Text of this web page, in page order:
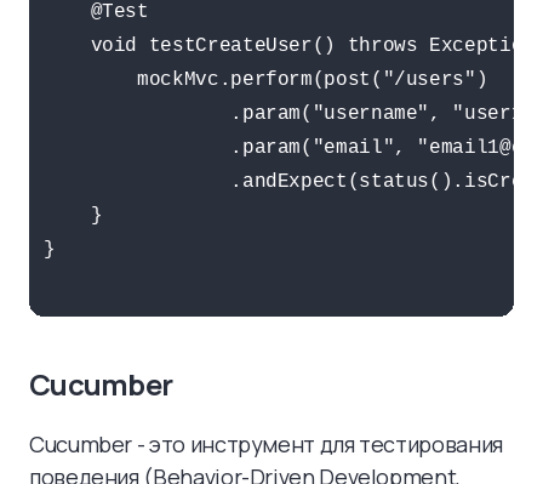
    @Test
void testCreateUser() throws Exception
        mockMvc.perform(post("/users")
.param("username",
.param("email",
    }
}
Cucumber
Cucumber - это инструмент для тестирования
поведения (Behavior-Driven Development,